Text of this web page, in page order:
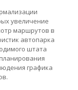
увеличение
маршрутов в
автопарка
штата
графика